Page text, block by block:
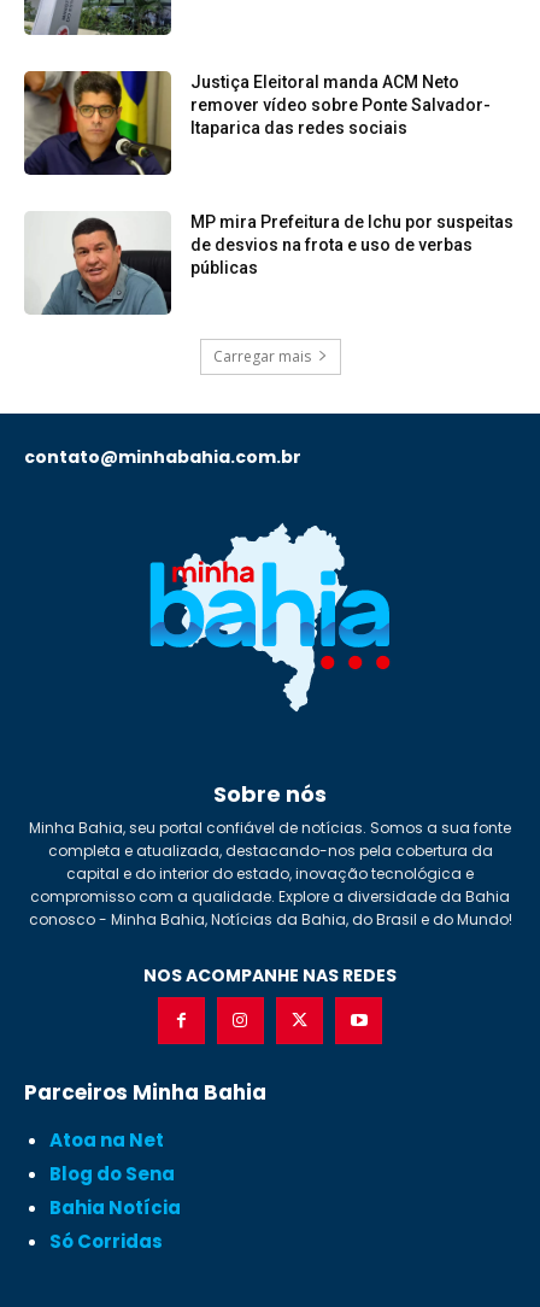
Justiça Eleitoral manda ACM Neto
remover vídeo sobre Ponte Salvador-
Itaparica das redes sociais
MP mira Prefeitura de Ichu por suspeitas
de desvios na frota e uso de verbas
públicas
Carregar mais
contato@minhabahia.com.br
Sobre nós
Minha Bahia, seu portal confiável de notícias. Somos a sua fonte
completa e atualizada, destacando-nos pela cobertura da
capital e do interior do estado, inovação tecnológica e
compromisso com a qualidade. Explore a diversidade da Bahia
conosco - Minha Bahia, Notícias da Bahia, do Brasil e do Mundo!
NOS ACOMPANHE NAS REDES
Parceiros Minha Bahia
Atoa na Net
Blog do Sena
Bahia Notícia
Só Corridas